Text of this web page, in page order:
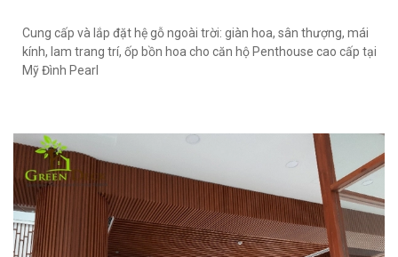
Cung cấp và lắp đặt hệ gỗ ngoài trời: giàn hoa, sân thượng, mái
kính, lam trang trí, ốp bồn hoa cho căn hộ Penthouse cao cấp tại
Mỹ Đình Pearl